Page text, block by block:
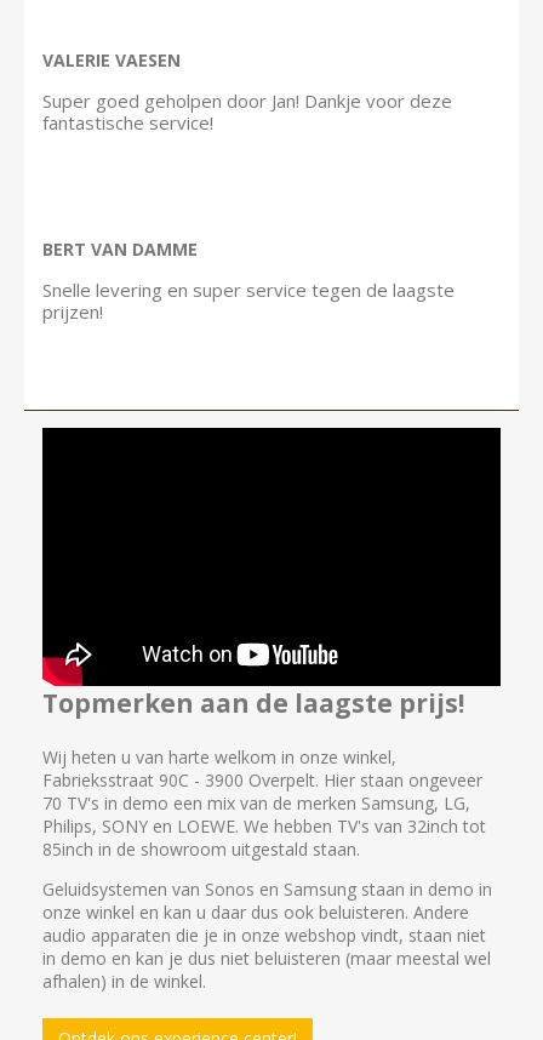
VALERIE VAESEN
Super goed geholpen door Jan! Dankje voor deze
fantastische service!
BERT VAN DAMME
Snelle levering en super service tegen de laagste
prijzen!
Topmerken aan de laagste prijs!
Wij heten u van harte welkom in onze winkel,
Fabrieksstraat 90C - 3900 Overpelt. Hier staan ongeveer
70 TV's in demo een mix van de merken Samsung, LG,
Philips, SONY en LOEWE. We hebben TV's van 32inch tot
85inch in de showroom uitgestald staan.
Geluidsystemen van Sonos en Samsung staan in demo in
onze winkel en kan u daar dus ook beluisteren. Andere
audio apparaten die je in onze webshop vindt, staan niet
in demo en kan je dus niet beluisteren (maar meestal wel
afhalen) in de winkel.